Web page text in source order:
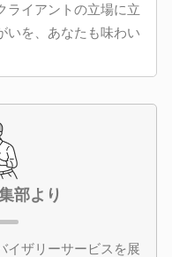
ライアントの立場に立
いを、あなたも味わい
部より
イザリーサービスを展